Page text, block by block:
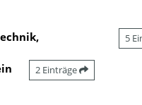
5
2 Einträge